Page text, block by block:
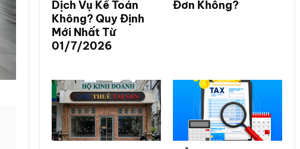
Dịch Vụ Kế Toán
Không? Quy Định
Mới Nhất Từ
01/7/2026
Đơn Không?